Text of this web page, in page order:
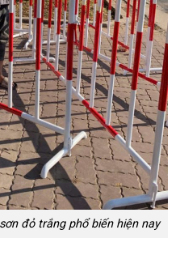
đỏ trắng phổ biến hiện nay